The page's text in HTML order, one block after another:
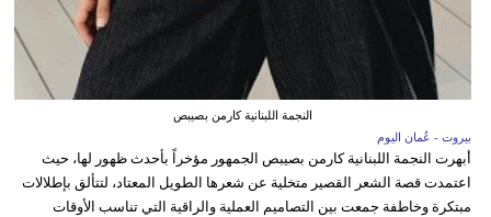
النجمة اللبنانية كارمن بصيبص
بيروت - عُمان اليوم
أبهرت النجمة اللبنانية كارمن بصيبص الجمهور مؤخراً بأحدث ظهور لها، حيث
اعتمدت قصة الشعر القصير متخلية عن شعرها الطويل المعتاد، لتتألق بإطلالات
مبتكرة وخاطفة جمعت بين التصاميم العملية والراقية التي تناسب الأوقات